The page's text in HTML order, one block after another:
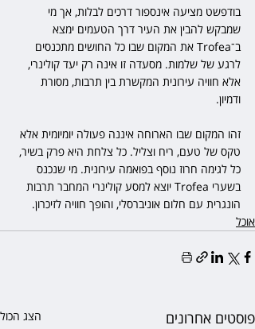
בודפשט מציעה אינספור דרכים לבלות, אך מי
שמבקש להבין את העיר דרך הטעמים ימצא
ב־Trofea את המקום שבו כל החושים מתכנסים
לרגע של שלמות. מסעדה זו אינה רק יעד קולינרי,
אלא חוויה עירונית המקשרת בין תרבות, מסורת
ודמיון.
זהו המקום שבו הארוחה איננה פעולה יומיומית אלא
טקס של טעם, ריח וצליל. כל צלחת היא פרק בשיר,
כל לגימה חרוז נוסף בפואמה עירונית. מי שנכנס
בשערי Trofea יוצא למסע קולינרי המחבר תרבות
הונגרית עם חלום אוניברסלי, והופך חוויה לזיכרון.
אוכל
פוסטים אחרונים הצג הכול